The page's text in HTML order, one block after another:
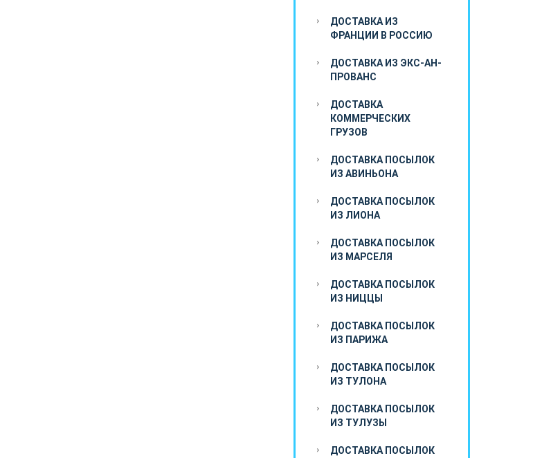
ДОСТАВКА ИЗ
ФРАНЦИИ В РОССИЮ
ДОСТАВКА ИЗ ЭКС-АН-
ПРОВАНС
ДОСТАВКА
КОММЕРЧЕСКИХ
ГРУЗОВ
ДОСТАВКА ПОСЫЛОК
ИЗ АВИНЬОНА
ДОСТАВКА ПОСЫЛОК
ИЗ ЛИОНА
ДОСТАВКА ПОСЫЛОК
ИЗ МАРСЕЛЯ
ДОСТАВКА ПОСЫЛОК
ИЗ НИЦЦЫ
ДОСТАВКА ПОСЫЛОК
ИЗ ПАРИЖА
ДОСТАВКА ПОСЫЛОК
ИЗ ТУЛОНА
ДОСТАВКА ПОСЫЛОК
ИЗ ТУЛУЗЫ
ДОСТАВКА ПОСЫЛОК